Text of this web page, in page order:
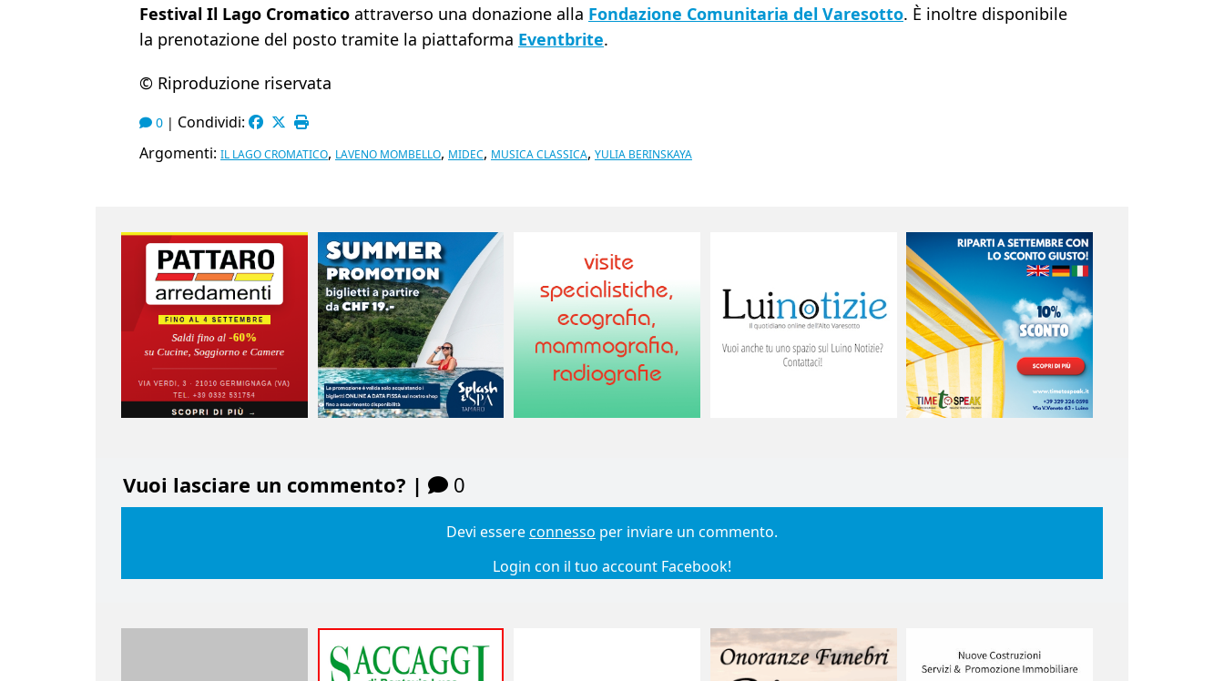
Festival Il Lago Cromatico attraverso una donazione alla Fondazione Comunitaria del Varesotto. È inoltre disponibile
la prenotazione del posto tramite la piattaforma Eventbrite.
© Riproduzione riservata
0 | Condividi:
Argomenti: IL LAGO CROMATICO, LAVENO MOMBELLO, MIDEC, MUSICA CLASSICA, YULIA BERINSKAYA
Vuoi lasciare un commento? | 0
Devi essereconnesso per inviare un commento.
Login con il tuo account Facebook!